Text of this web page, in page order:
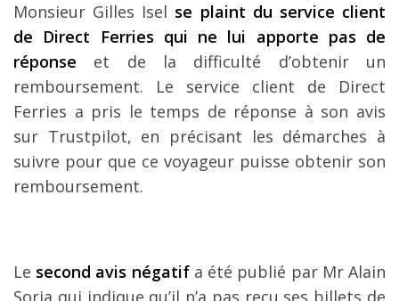
Monsieur Gilles Isel se plaint du service client
de Direct Ferries qui ne lui apporte pas de
réponse et de la difficulté d’obtenir un
remboursement. Le service client de Direct
Ferries a pris le temps de réponse à son avis
sur Trustpilot, en précisant les démarches à
suivre pour que ce voyageur puisse obtenir son
remboursement.
Le second avis négatifa été publié par Mr Alain
Soria qui indique qu’il n’a pas reçu ses billets de